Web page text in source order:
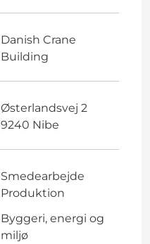
Danish Crane
Building
Østerlandsvej 2
9240 Nibe
Smedearbejde
Produktion
Byggeri, energi og
miljø